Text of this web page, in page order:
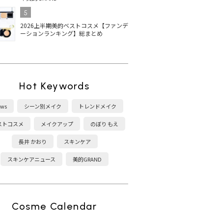
5
2026上半期美的ベストコスメ【ファンデ
ーションランキング】総まとめ
Hot Keywords
シーン別メイク トレンドメイク
トコスメ メイクアップ のぼり もえ
長井 かおり スキンケア
スキンケアニュース 美的GRAND
Cosme Calendar